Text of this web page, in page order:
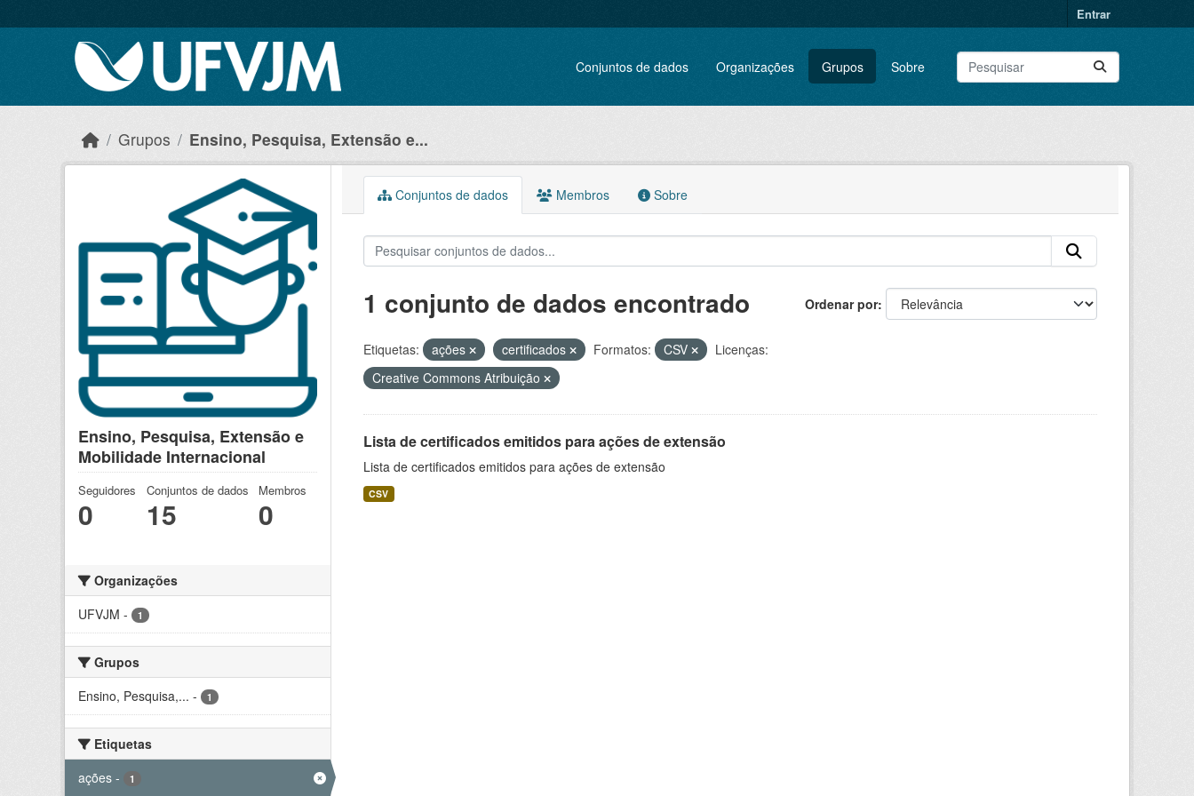
Entrar
Conjuntos de dados Organizações Grupos Sobre
Grupos Ensino, Pesquisa, Extensão e...
Ensino, Pesquisa, Extensão e
Mobilidade Internacional
Seguidores
0
Conjuntos de dados
15
Membros
0
Organizações
UFVJM - 1
Grupos
Ensino, Pesquisa,... - 1
Etiquetas
ações - 1
Conjuntos de dados Membros Sobre
Ordenar por
1 conjunto de dados encontrado
Etiquetas: ações certificados Formatos: CSV
Licenças:
Creative Commons Atribuição
Lista de certificados emitidos para ações de extensão
Lista de certificados emitidos para ações de extensão
CSV